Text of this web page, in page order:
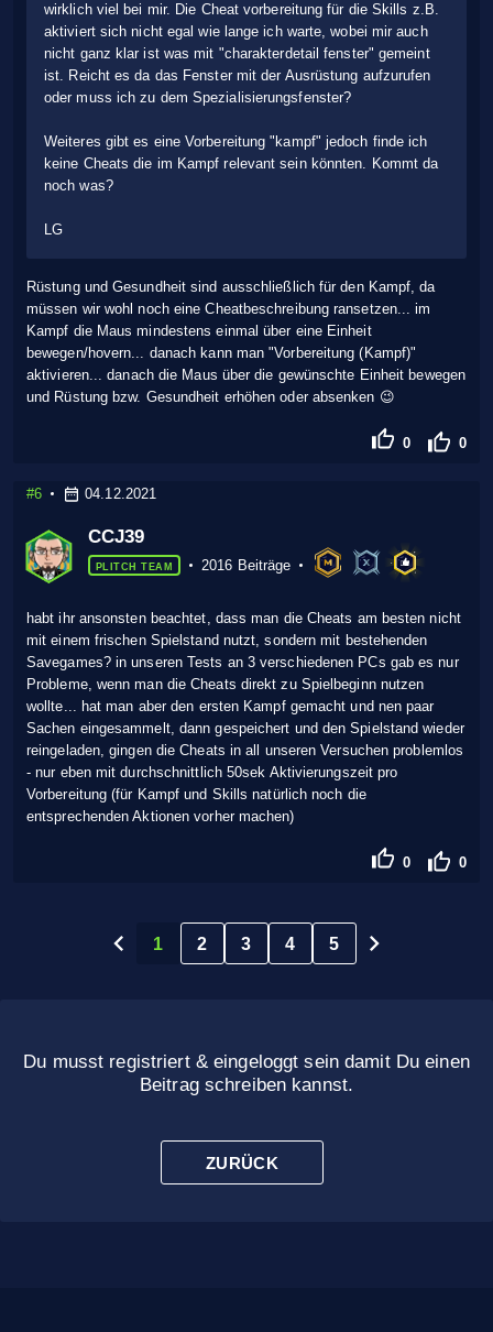
wirklich viel bei mir. Die Cheat vorbereitung für die Skills z.B.
aktiviert sich nicht egal wie lange ich warte, wobei mir auch
nicht ganz klar ist was mit "charakterdetail fenster" gemeint
ist. Reicht es da das Fenster mit der Ausrüstung aufzurufen
oder muss ich zu dem Spezialisierungsfenster?
Weiteres gibt es eine Vorbereitung "kampf" jedoch finde ich
keine Cheats die im Kampf relevant sein könnten. Kommt da
noch was?
LG
Rüstung und Gesundheit sind ausschließlich für den Kampf, da
müssen wir wohl noch eine Cheatbeschreibung ransetzen... im
Kampf die Maus mindestens einmal über eine Einheit
bewegen/hovern... danach kann man "Vorbereitung (Kampf)"
aktivieren... danach die Maus über die gewünschte Einheit bewegen
und Rüstung bzw. Gesundheit erhöhen oder absenken 😉
0 0
#6 04.12.2021
CCJ39
PLITCH TEAM 2016 Beiträge
habt ihr ansonsten beachtet, dass man die Cheats am besten nicht
mit einem frischen Spielstand nutzt, sondern mit bestehenden
Savegames? in unseren Tests an 3 verschiedenen PCs gab es nur
Probleme, wenn man die Cheats direkt zu Spielbeginn nutzen
wollte... hat man aber den ersten Kampf gemacht und nen paar
Sachen eingesammelt, dann gespeichert und den Spielstand wieder
reingeladen, gingen die Cheats in all unseren Versuchen problemlos
- nur eben mit durchschnittlich 50sek Aktivierungszeit pro
Vorbereitung (für Kampf und Skills natürlich noch die
entsprechenden Aktionen vorher machen)
0 0
1 2 3 4 5
Du musst registriert & eingeloggt sein damit Du einen
Beitrag schreiben kannst.
ZURÜCK